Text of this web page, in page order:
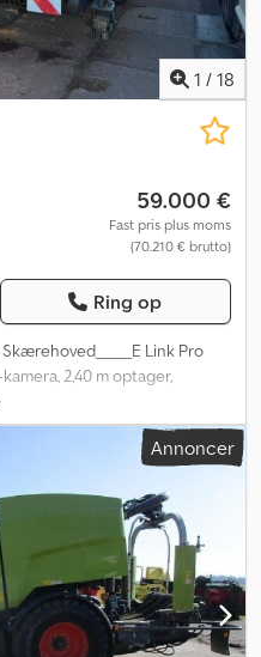
1 / 18
59.000 €
Fast pris plus moms
(70.210 € brutto)
Ring op
Skærehoved_____E Link Pro
2,40 m optager,
flydende
Kunde. Dcsdpfjzdh E
Annoncer